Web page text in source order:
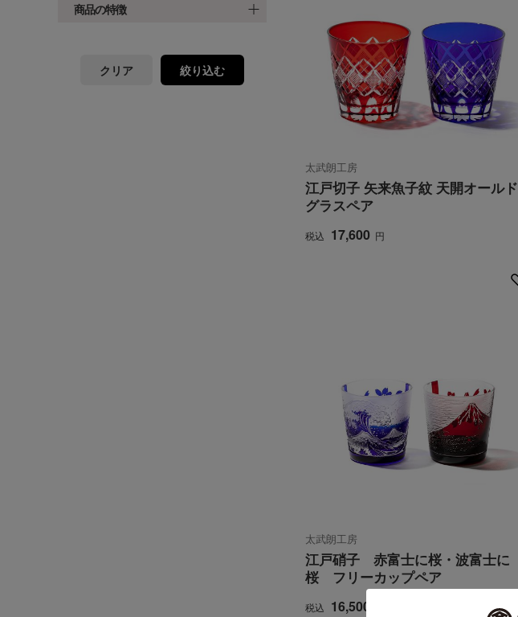
商品の特徴
クリア 絞り込む
太武朗工房
江戸切子 矢来魚子紋 天開オールド
グラスペア
税込 17,600 円
太武朗工房
江戸硝子 赤富士に桜・波富士に
桜 フリーカップペア
税込 16,500